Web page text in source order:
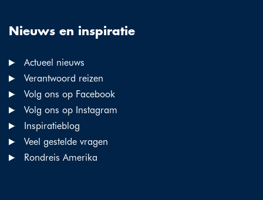
Nieuws en inspiratie
Actueel nieuws
Verantwoord reizen
Volg ons op Facebook
Volg ons op Instagram
Inspiratieblog
Veel gestelde vragen
Rondreis Amerika